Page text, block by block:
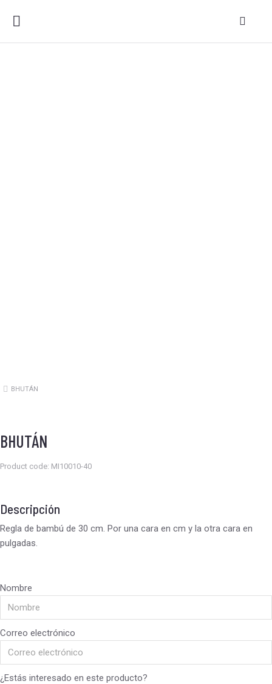
Estás aquí:
BHUTÁN
BHUTÁN
Product code: MI10010-40
Descripción
Regla de bambú de 30 cm. Por una cara en cm y la otra cara en
pulgadas.
Nombre
Correo electrónico
¿Estás interesado en este producto?